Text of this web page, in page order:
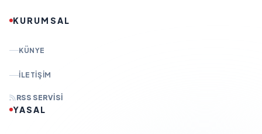
KURUMSAL
KÜNYE
İLETIŞIM
RSS SERVISI
YASAL